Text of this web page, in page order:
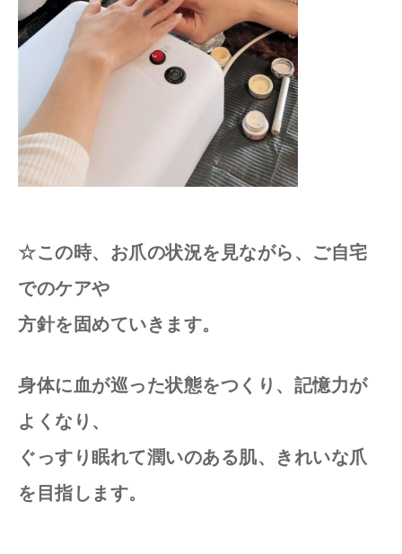
☆この時、お爪の状況を見ながら、ご自宅
でのケアや
方針を固めていきます。
身体に血が巡った状態をつくり、記憶力が
よくなり、
ぐっすり眠れて潤いのある肌、きれいな爪
を目指します。